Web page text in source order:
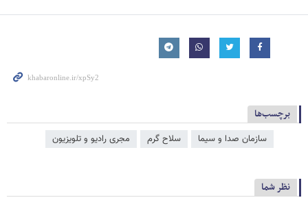
برچسب‌ها
سازمان صدا و سیما سلاح گرم مجری رادیو و تلویزیون
نظر شما